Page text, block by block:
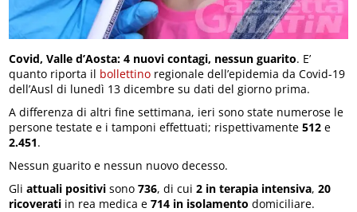
Covid, Valle d’Aosta: 4 nuovi contagi, nessun guarito. E’
quanto riporta il bollettino regionale dell’epidemia da Covid-19
dell’Ausl di lunedì 13 dicembre su dati del giorno prima.
A differenza di altri fine settimana, ieri sono state numerose le
persone testate e i tamponi effettuati; rispettivamente512 e
2.451.
Nessun guarito e nessun nuovo decesso.
Gliattuali positivi sono736, di cui2 in terapia intensiva,20
ricoverati in rea medica e714 in isolamento domiciliare.